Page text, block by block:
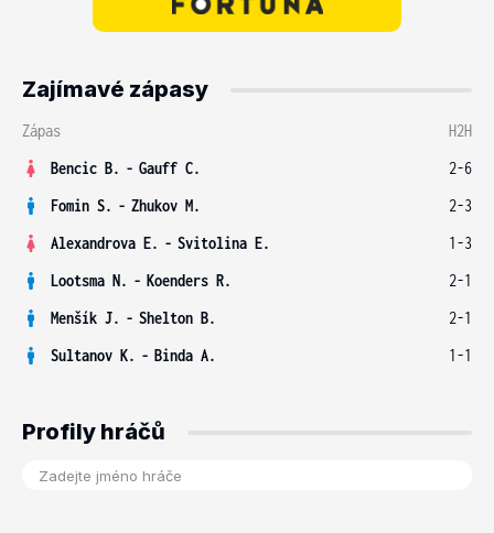
Zajímavé zápasy
Zápas
H2H
Bencic B. - Gauff C.
2-6
Fomin S. - Zhukov M.
2-3
Alexandrova E. - Svitolina E.
1-3
Lootsma N. - Koenders R.
2-1
Menšík J. - Shelton B.
2-1
Sultanov K. - Binda A. 1-1
Profily hráčů